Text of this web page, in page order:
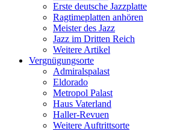
Erste deutsche Jazzplatte
Ragtimeplatten anhören
Meister des Jazz
Jazz im Dritten Reich
Weitere Artikel
Vergnügungsorte
Admiralspalast
Eldorado
Metropol Palast
Haus Vaterland
Haller-Revuen
Weitere Auftrittsorte